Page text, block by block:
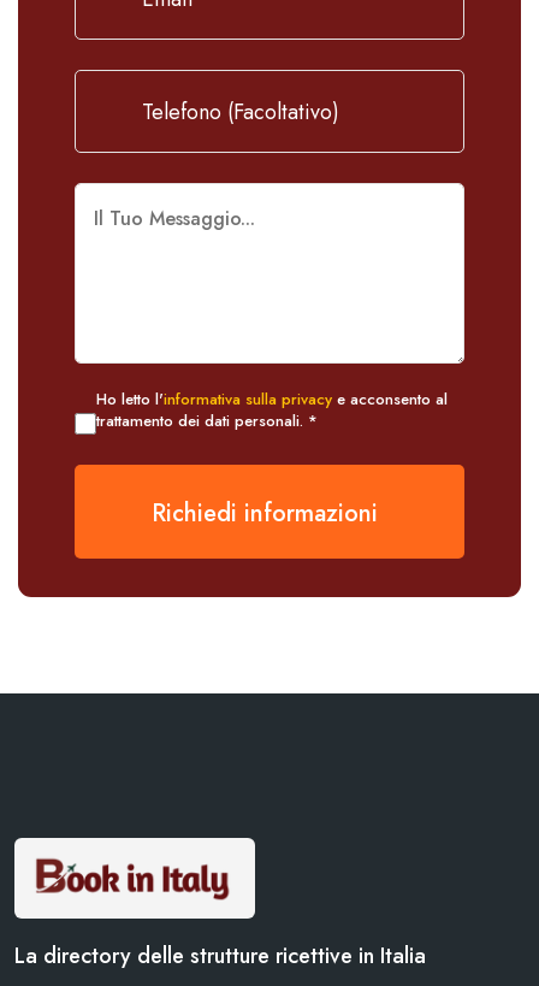
Ho letto l'informativa sulla privacy e acconsento al
trattamento dei dati personali. *
Richiedi informazioni
La directory delle strutture ricettive in Italia